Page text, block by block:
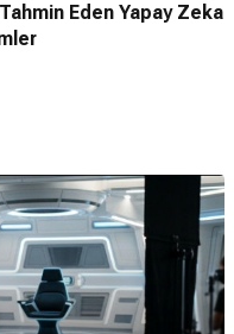
Eden Yapay Zeka